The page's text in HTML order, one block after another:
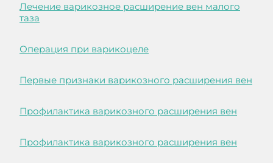
Лечение варикозное расширение вен малого
таза
Операция при варикоцеле
Первые признаки варикозного расширения вен
Профилактика варикозного расширения вен
Профилактика варикозного расширения вен